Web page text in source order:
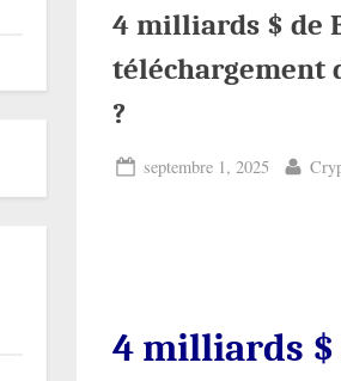
4 milliards $ de
téléchargement
?
Posted
septembre 1, 2025 By
4 milliards $